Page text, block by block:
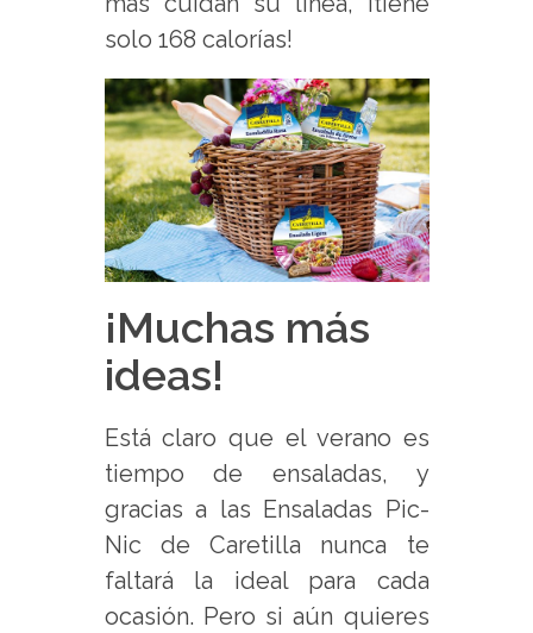
solo 168 calorías!
¡Muchas más
ideas!
Está claro que el verano es
tiempo de ensaladas, y
gracias a las Ensaladas Pic-
Nic de Caretilla nunca te
faltará la ideal para cada
ocasión. Pero si aún quieres